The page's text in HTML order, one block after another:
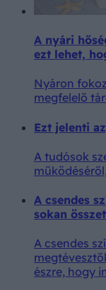
A nyári
ezt lehet,
Nyáron
megfelelő
Ezt jelenti
A tudósok
A csendes
sokan
A csendes
észre, hogy